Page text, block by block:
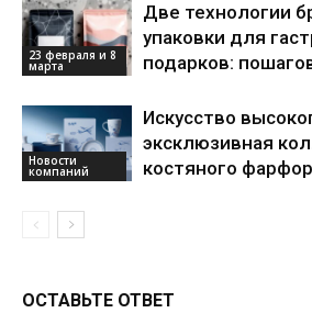
23 февраля и 8
марта
Две технологии
упаковки для
подарков:
Новости
компаний
Искусство
эксклюзивная
костяного
ОСТАВЬТЕ ОТВЕТ